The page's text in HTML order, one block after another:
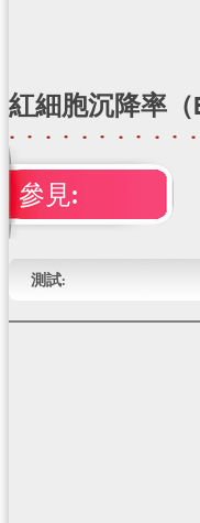
紅細胞沉降率（
參見:
測試: